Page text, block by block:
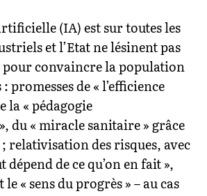
(IA) est sur toutes les
et l’Etat ne lésinent pas
pour convaincre la population
promesses de « l’efficience
la « pédagogie
du « miracle sanitaire » grâce
relativisation des risques, avec
dépend de ce qu’on en fait »,
le « sens du progrès » – au cas